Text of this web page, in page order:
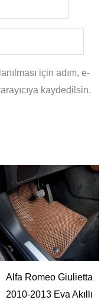
için adım, e-
kaydedilsin.
Alfa Romeo Giulietta
2010-2013 Eva Akıllı